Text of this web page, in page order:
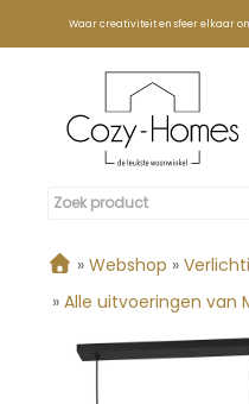
Waar creativiteit en sfeer elkaar
» Webshop »
» Alle uitvoeringen van